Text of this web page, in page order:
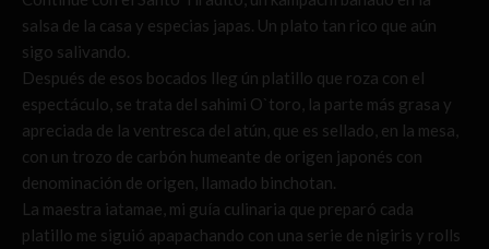
salsa de la casa y especias japas. Un plato tan rico que aún
sigo salivando.
Después de esos bocados lleg ún platillo que roza con el
espectáculo, se trata del sahimi O`toro, la parte más grasa y
apreciada de la ventresca del atún, que es sellado, en la mesa,
con un trozo de carbón humeante de origen japonés con
denominación de origen, llamado binchotan.
La maestra iatamae, mi guía culinaria que preparó cada
platillo me siguió apapachando con una serie de nigiris y rolls